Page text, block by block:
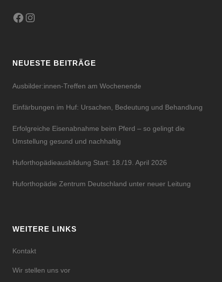
Facebook
Instagram
NEUESTE BEITRÄGE
Ausbilder:innen-Treffen am Wochenende
Einfärbungen im Huf: Ursachen, Bedeutung und Behandlung
Erfolgreiche Eisenabnahme beim Pferd – so gelingt die
Umstellung gesund und nachhaltig
Huforthopädieausbildung Start: 18./19. April 2026
Huforthopädie Zentrum Deutschland unter neuer Leitung
WEITERE LINKS
Kontakt
Wir stellen uns vor